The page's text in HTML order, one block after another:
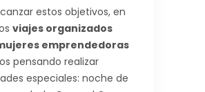
estos objetivos, en
viajes organizados
emprendedoras
pensando realizar
especiales: noche de